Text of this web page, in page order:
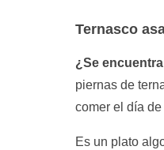
Ternasco
¿Se
piernas de
comer el día
Es un plato